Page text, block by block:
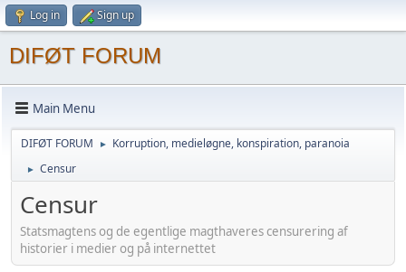
Log in Sign up
DIFØT FORUM
Main Menu
DIFØT FORUM ► Korruption, medieløgne, konspiration, paranoia
► Censur
Censur
Statsmagtens og de egentlige magthaveres censurering af
historier i medier og på internettet